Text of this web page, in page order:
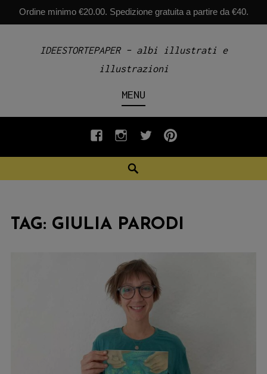
Ordine minimo €20.00. Spedizione gratuita a partire da €40.
IDEESTORTEPAPER – albi illustrati e
illustrazioni
MENU
fb INSTAGRAM
twiterpinterest
TAG: GIULIA PARODI